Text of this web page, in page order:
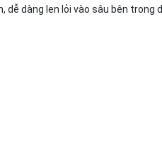
dễ dàng len lỏi vào sâu bên trong